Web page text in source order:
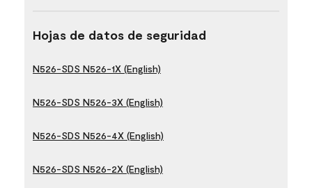
Hojas de datos de seguridad
N526-SDS N526-1X (English)
N526-SDS N526-3X (English)
N526-SDS N526-4X (English)
N526-SDS N526-2X (English)